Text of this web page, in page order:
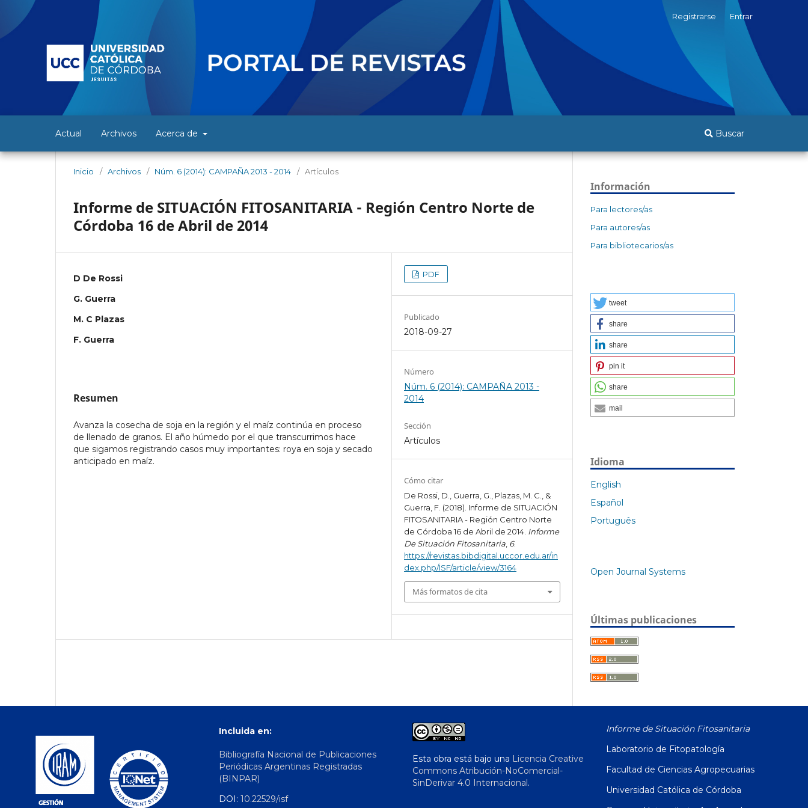
Actual Archivos Acerca de Buscar
Registrarse Entrar
Inicio / Archivos / Núm. 6 (2014): CAMPAÑA 2013 - 2014 / Artículos
Informe de SITUACIÓN FITOSANITARIA - Región Centro Norte de
Córdoba 16 de Abril de 2014
D De Rossi
G. Guerra
M. C Plazas
F. Guerra
Resumen
Avanza la cosecha de soja en la región y el maíz continúa en proceso
de llenado de granos. El año húmedo por el que transcurrimos hace
que sigamos registrando casos muy importantes: roya en soja y secado
anticipado en maíz.
PDF
Publicado
2018-09-27
Número
Núm. 6 (2014): CAMPAÑA 2013 -
2014
Sección
Artículos
Cómo citar
De Rossi, D., Guerra, G., Plazas, M. C., &
Guerra, F. (2018). Informe de SITUACIÓN
FITOSANITARIA - Región Centro Norte
de Córdoba 16 de Abril de 2014. Informe
De Situación Fitosanitaria 6.
https://revistas.bibdigital.uccor.edu.ar/in
dex.php/ISF/article/view/3164
Más formatos de cita
Información
Para lectores/as
Para autores/as
Para bibliotecarios/as
tweet
share
share
pin it
share
mail
Idioma
English
Español
Português
Open Journal Systems
Últimas publicaciones
Incluida en:
Bibliografía Nacional de Publicaciones
Periódicas Argentinas Registradas
(BINPAR)
DOI: 10.22529/isf
Esta obra está bajo una Licencia Creative
Commons Atribución-NoComercial-
SinDerivar 4.0 Internacional.
Informe de Situación Fitosanitaria
Laboratorio de Fitopatología
Facultad de Ciencias Agropecuarias
Universidad Católica de Córdoba